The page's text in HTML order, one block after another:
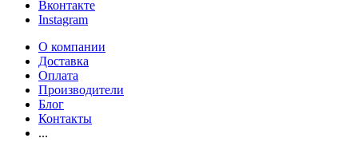
Вконтакте
Instagram
О компании
Доставка
Оплата
Производители
Блог
Контакты
...